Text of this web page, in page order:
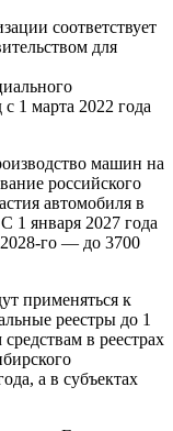
соответствует
для
1 марта 2022 года
машин на
российского
автомобиля в
1 января 2027 года
2028-го — до 3700
применяться к
реестры до 1
в реестрах
а в субъектах